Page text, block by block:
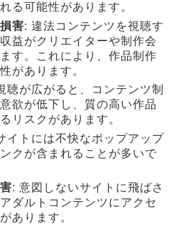
る可能性があります。
害: 違法コンテンツを視聴す
益がクリエイターや制作会
す。これにより、作品制作
があります。
聴が広がると、コンテンツ制
欲が低下し、質の高い作品
リスクがあります。
イトには不快なポップアップ
クが含まれることが多いで
: 意図しないサイトに飛ばさ
ダルトコンテンツにアクセ
あります。